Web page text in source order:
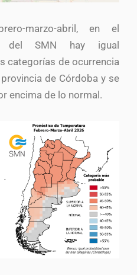
marzo-abril, en el
del SMN hay igual
categorías de ocurrencia
de Córdoba y se
encima de lo normal.